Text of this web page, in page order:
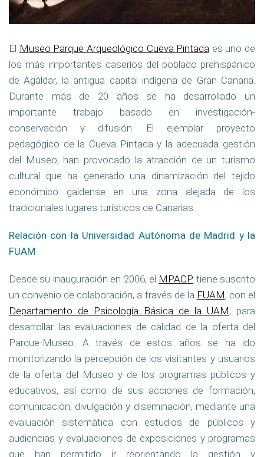
El Museo Parque Arqueológico Cueva Pintada es uno de
los más importantes caseríos del poblado prehispánico
de Agáldar, la antigua capital indígena de Gran Canaria.
Durante más de 20 años se ha desarrollado un
importante trabajo basado en investigación-
conservación y difusión. El ejemplar proyecto
pedagógico de la Cueva Pintada y la adecuada gestión
del Museo, han provocado la atracción de un turismo
cultural que ha generado una dinamización del tejido
económico galdense en una zona alejada de los
tradicionales lugares turísticos de Canarias.
Relación con la Universidad Autónoma de Madrid y la
FUAM
Desde su inauguración en 2006, el MPACP tiene suscrito
un convenio de colaboración, a través de la FUAM, con el
Departamento de Psicología Básica de la UAM, para
desarrollar las evaluaciones de calidad de la oferta del
Parque-Museo. A través de estos años se ha ido
monitorizando la percepción de los visitantes y usuarios
de la oferta del Museo y de los programas públicos y
educativos, así como de sus acciones de formación,
comunicación, divulgación y diseminación, mediante una
evaluación sistemática con estudios de públicos y
audiencias y evaluaciones de exposiciones y programas
que han permitido ir reorientando la gestión y